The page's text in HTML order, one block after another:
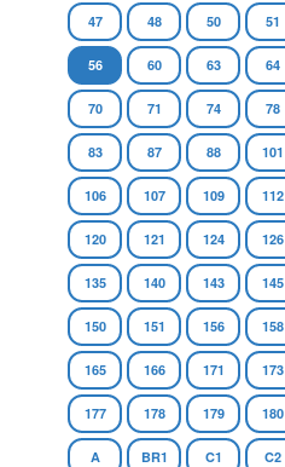
47 48 50 51
56 60 63 64
70 71 74 78
83 87 88 101
106 107 109 112
120 121 124 126
135 140 143 145
150 151 156 158
165 166 171 173
177 178 179 180
A BR1 C1 C2